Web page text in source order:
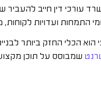
עורכי דין חייב להעביר
התמחות ועדויות
הוא הכלי החזק ביותר
שמבוסס על תוכן